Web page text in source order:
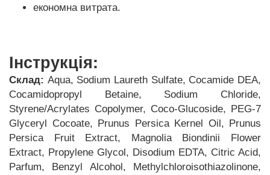
економна витрата.
Інструкція:
Склад: Aqua, Sodium Laureth Sulfate, Cocamide DEA,
Cocamidopropyl Betaine, Sodium Chloride,
Styrene/Acrylates Copolymer, Coco-Glucoside, PEG-7
Glyceryl Cocoate, Prunus Persica Kernel Oil, Prunus
Persica Fruit Extract, Magnolia Biondinii Flower
Extract, Propylene Glycol, Disodium EDTA, Citric Acid,
Parfum, Benzyl Alcohol, Methylchloroisothiazolinone,